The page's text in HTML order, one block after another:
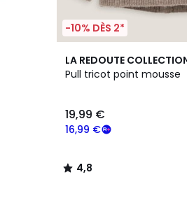
-10% DÈS 2*
LA REDOUTE
Pull tricot point mousse
16,99 €
19,99 €
4,8
/ 5
4,8
/